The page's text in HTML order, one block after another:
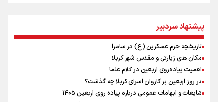
خبرنگاران ایلامی
بازگشت روان دو میلیون و هشتصد هزار زائر اربعین از مرزهای شش‌گانه
چه کسی باید قیمت‌ها را تعیین کند؟
زائران اربعین حسینی در مرز تمرچین
ایران آقای بلامنازع تنگه هرمز
وزیر خارجه مصر: رژیم اسراییل بدون تامین حقوق مشروع مردم فلسطین
امنیت نخواهد داشت
پیشنهاد سردبیر
تاریخچه حرم عسکرین (ع) در سامرا
مکان های زیارتی و مقدس شهر کربلا
اهمیت پیاده‌روی اربعین در کلام علما
در روز اربعین بر کاروان اسرای کربلا چه گذشت؟
شایعات و ابهامات عمومی درباره پیاده روی اربعین ۱۴۰۵